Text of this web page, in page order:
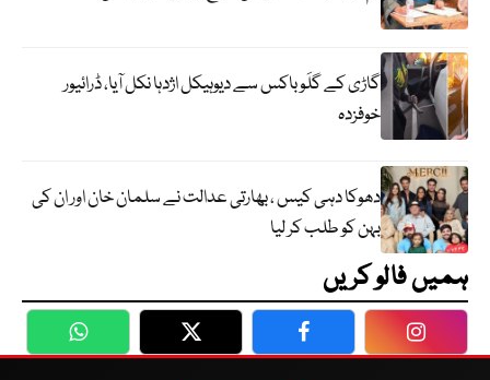
گاڑی کے گلَو باکس سے دیوہیکل اژدہا نکل آیا، ڈرائیور
خوفزدہ
دھوکا دہی کیس ، بھارتی عدالت نے سلمان خان اور ان کی
بہن کو طلب کر لیا
ہمیں فالو کریں
WhatsApp Twitter Facebook